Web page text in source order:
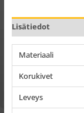
Lisätiedot
Materiaali
Korukivet
Leveys